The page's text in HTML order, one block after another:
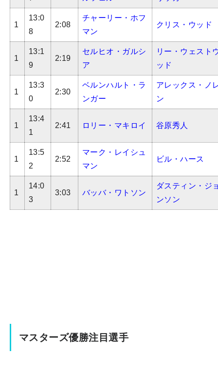
1
13:0
8
2:08
チャーリー・ホフ
マン
クリス・ウッド
1
13:1
9
2:19
セルヒオ・ガルシ
ア
リー・ウェスト
ッド
1
13:3
0
2:30
ベルンハルト・ラ
ンガー
アレックス・ノ
ン
1
13:4
1
2:41 ロリー・マキロイ 谷原秀人
1
13:5
2
2:52
マーク・レイシュ
マン
ビル・ハース
1
14:0
3
3:03 バッバ・ワトソン
ダスティン・ジ
ンソン
マスターズ優勝注目選手